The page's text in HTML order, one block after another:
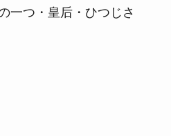
一つ・皇后・ひつじさ